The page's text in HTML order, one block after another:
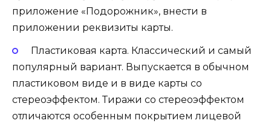
приложение «Подорожник», внести в
приложении реквизиты карты.
Пластиковая карта. Классический и самый
популярный вариант. Выпускается в обычном
пластиковом виде и в виде карты со
стереоэффектом. Тиражи со стереоэффектом
отличаются особенным покрытием лицевой